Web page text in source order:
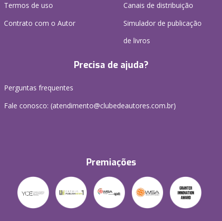
Termos de uso
Contrato com o Autor
Canais de distribuição
Simulador de publicação
de livros
Precisa de ajuda?
Perguntas frequentes
Fale conosco: (atendimento@clubedeautores.com.br)
Premiações